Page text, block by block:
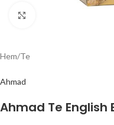
Hem/Te
Ahmad
Ahmad Te